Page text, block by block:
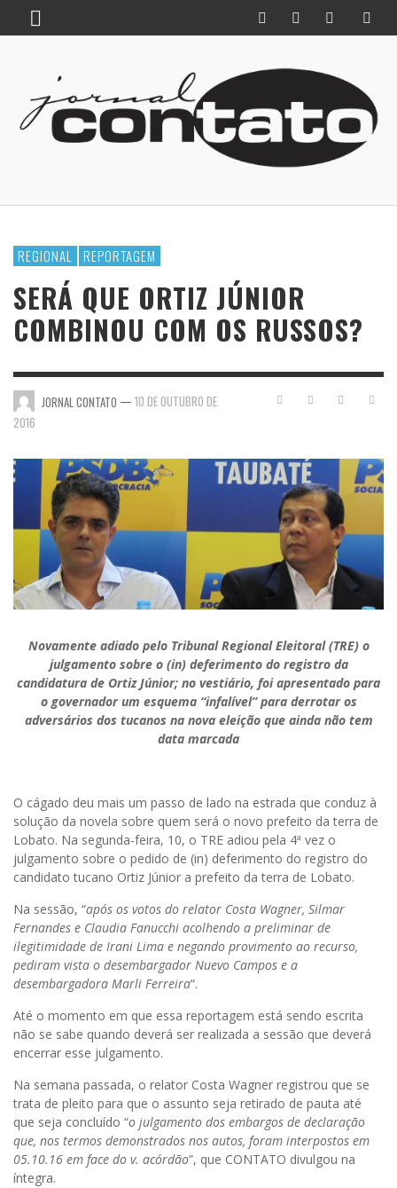
REGIONAL REPORTAGEM
SERÁ QUE ORTIZ JÚNIOR
COMBINOU COM OS RUSSOS?
JORNAL CONTATO — 10 DE OUTUBRO DE
2016
Novamente adiado pelo Tribunal Regional Eleitoral (TRE) o
julgamento sobre o (in) deferimento do registro da
candidatura de Ortiz Júnior; no vestiário, foi apresentado para
o governador um esquema “infalível” para derrotar os
adversários dos tucanos na nova eleição que ainda não tem
data marcada
O cágado deu mais um passo de lado na estrada que conduz à
solução da novela sobre quem será o novo prefeito da terra de
Lobato. Na segunda-feira, 10, o TRE adiou pela 4ª vez o
julgamento sobre o pedido de (in) deferimento do registro do
candidato tucano Ortiz Júnior a prefeito da terra de Lobato.
Na sessão, “após os votos do relator Costa Wagner, Silmar
Fernandes e Claudia Fanucchi acolhendo a preliminar de
ilegitimidade de Irani Lima e negando provimento ao recurso,
pediram vista o desembargador Nuevo Campos e a
desembargadora Marli Ferreira“.
Até o momento em que essa reportagem está sendo escrita
não se sabe quando deverá ser realizada a sessão que deverá
encerrar esse julgamento.
Na semana passada, o relator Costa Wagner registrou que se
trata de pleito para que o assunto seja retirado de pauta até
que seja concluído “o julgamento dos embargos de declaração
que, nos termos demonstrados nos autos, foram interpostos em
05.10.16 em face do v. acórdão”, que CONTATO divulgou na
íntegra.